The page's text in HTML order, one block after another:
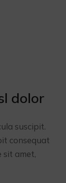
dolor
suscipit.
consequat
sit amet,